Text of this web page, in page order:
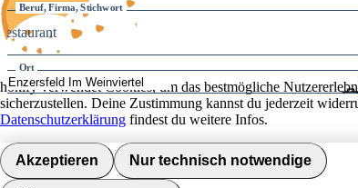
Beruf, Firma, Stichwort
Ort
Umkreis
Jobs finden
Anstellungsart
hokify verwendet Cookies, um das bestmögliche
sicherzustellen. Deine Zustimmung kannst du jederzeit
Datenschutzerklärung findest du weitere Infos.
Akzeptieren Nur technisch notwendige